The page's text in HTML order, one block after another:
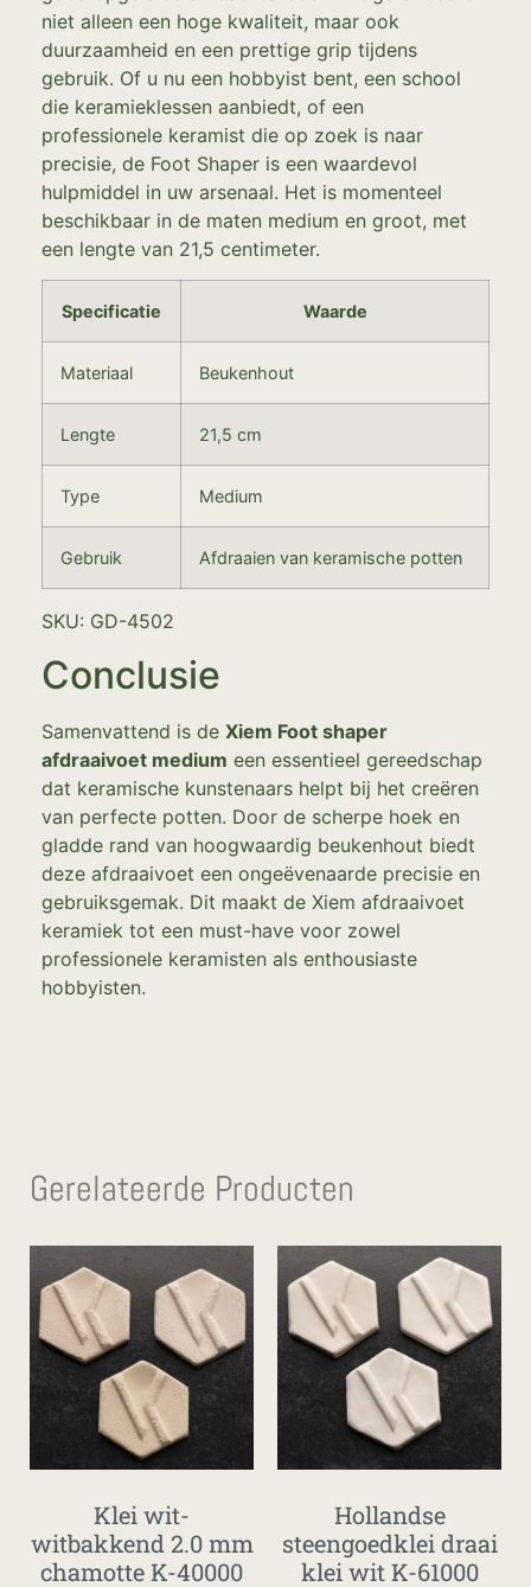
niet alleen een hoge kwaliteit, maar ook
duurzaamheid en een prettige grip tijdens
gebruik. Of u nu een hobbyist bent, een school
die keramieklessen aanbiedt, of een
professionele keramist die op zoek is naar
precisie, de Foot Shaper is een waardevol
hulpmiddel in uw arsenaal. Het is momenteel
beschikbaar in de maten medium en groot, met
een lengte van 21,5 centimeter.
Specificatie Waarde
Materiaal Beukenhout
Lengte 21,5 cm
Type Medium
Gebruik Afdraaien van keramische potten
SKU: GD-4502
Conclusie
Samenvattend is de Xiem Foot shaper
afdraaivoet medium een essentieel gereedschap
dat keramische kunstenaars helpt bij het creëren
van perfecte potten. Door de scherpe hoek en
gladde rand van hoogwaardig beukenhout biedt
deze afdraaivoet een ongeëvenaarde precisie en
gebruiksgemak. Dit maakt de Xiem afdraaivoet
keramiek tot een must-have voor zowel
professionele keramisten als enthousiaste
hobbyisten.
Gerelateerde Producten
Klei wit-
witbakkend 2.0 mm
chamotte K-40000
Hollandse
steengoedklei draai
klei wit K-61000